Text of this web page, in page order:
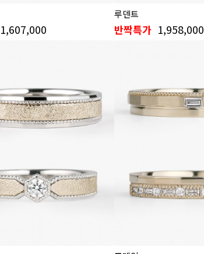
1,607,000
루덴트
반짝특가 1,958,000